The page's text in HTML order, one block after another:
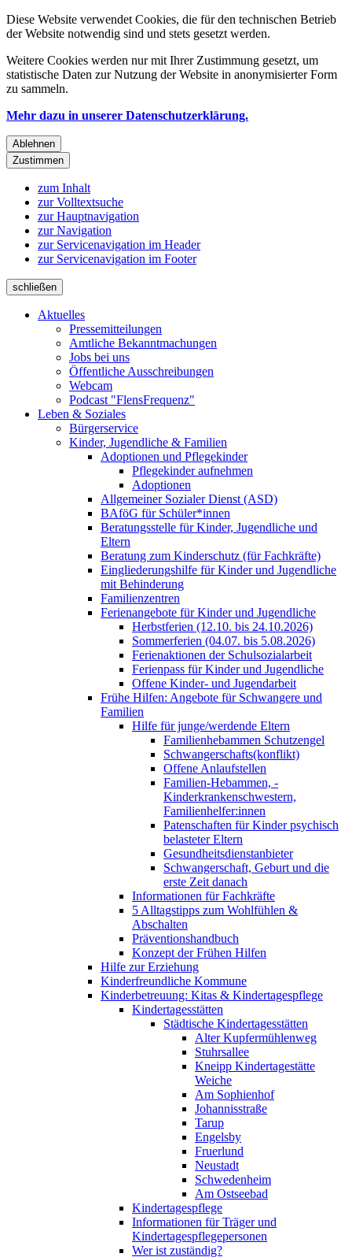
Diese Website verwendet Cookies, die für den technischen Betrieb
der Website notwendig sind und stets gesetzt werden.
Weitere Cookies werden nur mit Ihrer Zustimmung gesetzt, um
statistische Daten zur Nutzung der Website in anonymisierter Form
zu sammeln.
Mehr dazu in unserer Datenschutzerklärung.
Ablehnen
Zustimmen
zum Inhalt
zur Volltextsuche
zur Hauptnavigation
zur Navigation
zur Servicenavigation im Header
zur Servicenavigation im Footer
schließen
Aktuelles
Pressemitteilungen
Amtliche Bekanntmachungen
Jobs bei uns
Öffentliche Ausschreibungen
Webcam
Podcast "FlensFrequenz"
Leben & Soziales
Bürgerservice
Kinder, Jugendliche & Familien
Adoptionen und Pflegekinder
Pflegekinder aufnehmen
Adoptionen
Allgemeiner Sozialer Dienst (ASD)
BAföG für Schüler*innen
Beratungsstelle für Kinder, Jugendliche und
Eltern
Beratung zum Kinderschutz (für Fachkräfte)
Eingliederungshilfe für Kinder und Jugendliche
mit Behinderung
Familienzentren
Ferienangebote für Kinder und Jugendliche
Herbstferien (12.10. bis 24.10.2026)
Sommerferien (04.07. bis 5.08.2026)
Ferienaktionen der Schulsozialarbeit
Ferienpass für Kinder und Jugendliche
Offene Kinder- und Jugendarbeit
Frühe Hilfen: Angebote für Schwangere und
Familien
Hilfe für junge/werdende Eltern
Familienhebammen Schutzengel
Schwangerschafts(konflikt)
Offene Anlaufstellen
Familien-Hebammen, -
Kinderkrankenschwestern,
Familienhelfer:innen
Patenschaften für Kinder psychisch
belasteter Eltern
Gesundheitsdienstanbieter
Schwangerschaft, Geburt und die
erste Zeit danach
Informationen für Fachkräfte
5 Alltagstipps zum Wohlfühlen &
Abschalten
Präventionshandbuch
Konzept der Frühen Hilfen
Hilfe zur Erziehung
Kinderfreundliche Kommune
Kinderbetreuung: Kitas & Kindertagespflege
Kindertagesstätten
Städtische Kindertagesstätten
Alter Kupfermühlenweg
Stuhrsallee
Kneipp Kindertagestätte
Weiche
Am Sophienhof
Johannisstraße
Tarup
Engelsby
Fruerlund
Neustadt
Schwedenheim
Am Ostseebad
Kindertagespflege
Informationen für Träger und
Kindertagespflegepersonen
Wer ist zuständig?